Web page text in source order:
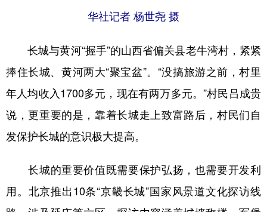
华社记者 杨世尧 摄
长城与黄河“握手”的山西省偏关县老牛湾村，紧紧
捧住长城、黄河两大“聚宝盆”。“没搞旅游之前，村里
年人均收入1700多元，现在有两万多元。”村民吕成贵
说，更重要的是，靠着长城走上致富路后，村民们自
发保护长城的意识极大提高。
长城的重要价值既需要保护弘扬，也需要开发利
用。北京推出10条“京畿长城”国家风景道文化探访线